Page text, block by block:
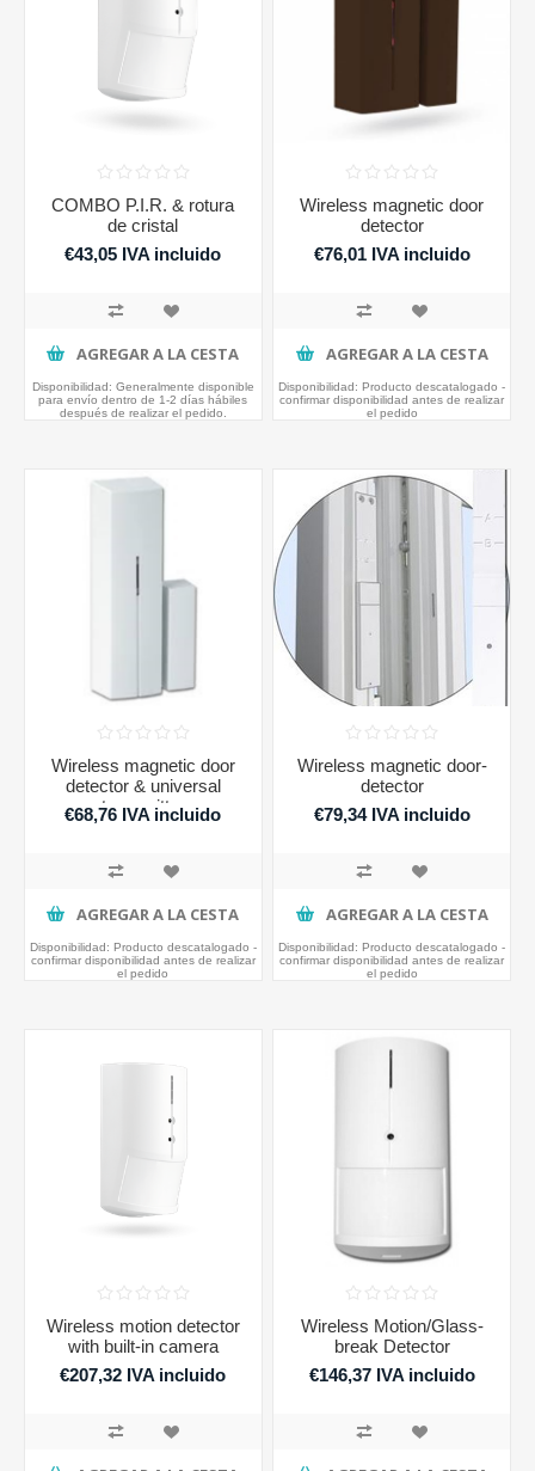
COMBO P.I.R. & rotura
de cristal
€43,05 IVA incluido
AGREGAR A LA CESTA
Disponibilidad: Generalmente disponible
para envío dentro de 1-2 días hábiles
después de realizar el pedido.
Wireless magnetic door
detector
€76,01 IVA incluido
AGREGAR A LA CESTA
Disponibilidad: Producto descatalogado -
confirmar disponibilidad antes de realizar
el pedido
Wireless magnetic door
detector & universal
transmitter
€68,76 IVA incluido
AGREGAR A LA CESTA
Disponibilidad: Producto descatalogado -
confirmar disponibilidad antes de realizar
el pedido
Wireless magnetic door-
detector
€79,34 IVA incluido
AGREGAR A LA CESTA
Disponibilidad: Producto descatalogado -
confirmar disponibilidad antes de realizar
el pedido
Wireless motion detector
with built-in camera
€207,32 IVA incluido
Wireless Motion/Glass-
break Detector
€146,37 IVA incluido